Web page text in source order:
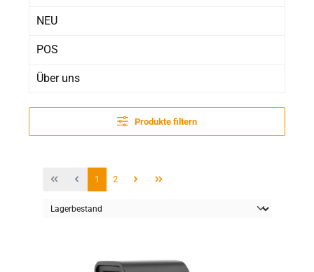
NEU
POS
Über uns
Produkte filtern
Seite
1 Seite
2